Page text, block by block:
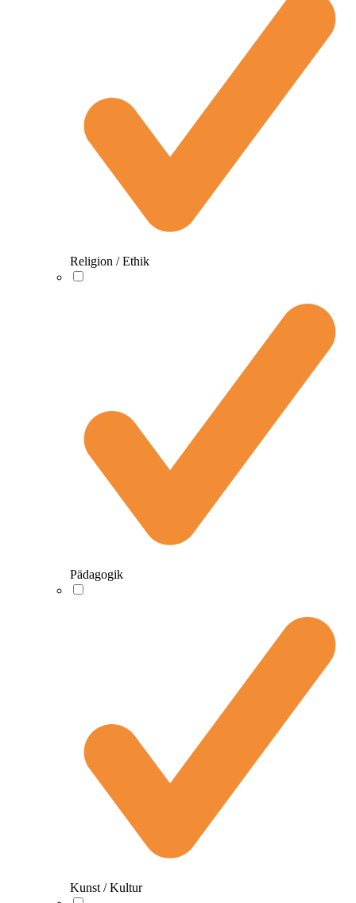
Religion / Ethik
Pädagogik
Kunst / Kultur